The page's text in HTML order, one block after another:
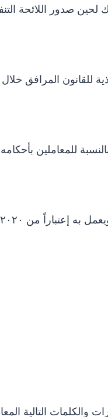
صدور اللائحة
للقانون المرافق
للمعاملين
والكلمات التالية